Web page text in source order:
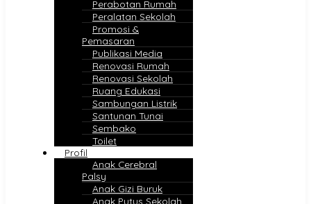
Perabotan Rumah
Peralatan Sekolah
Promosi &
Pemasaran
Publikasi Media
Renovasi Rumah
Renovasi Sekolah
Ruang Edukasi
Sambungan Listrik
Santunan Tunai
Sembako
Toilet
Profil
Anak Cerebral
Palsy
Anak Gizi Buruk
Anak Putus Sekolah